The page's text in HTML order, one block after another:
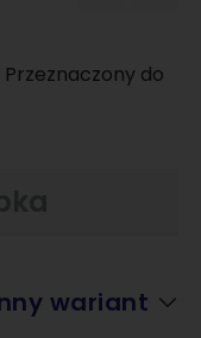
do
wariant